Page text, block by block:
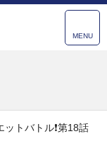
MENU
ットバトル❗第18話